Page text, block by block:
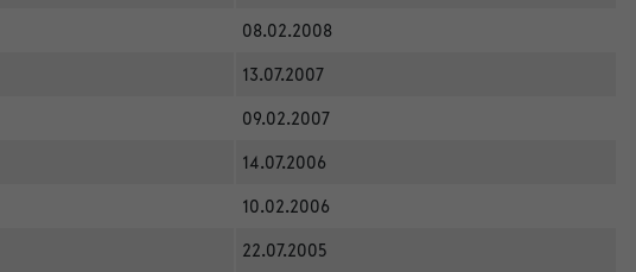
08.02.2008
13.07.2007
09.02.2007
14.07.2006
10.02.2006
22.07.2005